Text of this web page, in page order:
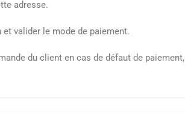
adresse.
valider le mode de paiement.
du client en cas de défaut de